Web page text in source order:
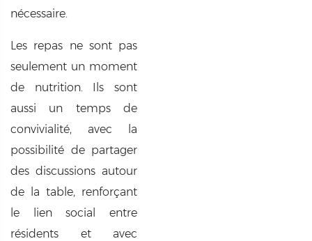
nécessaire.
Les repas ne sont pas
seulement un moment
de nutrition. Ils sont
aussi un temps de
convivialité, avec la
possibilité de partager
des discussions autour
de la table, renforçant
le lien social entre
résidents et avec